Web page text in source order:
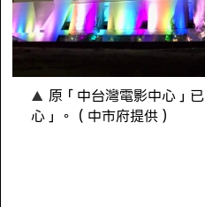
原「中台灣電影中心」
心」。（中市府提供）